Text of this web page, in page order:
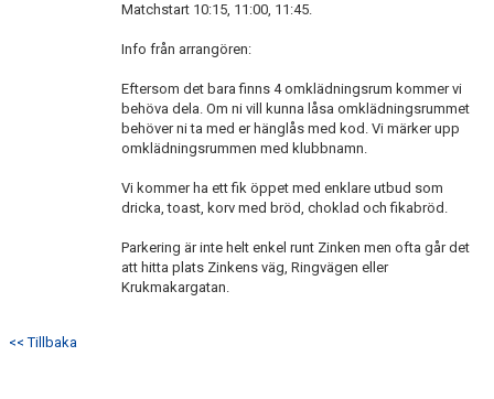
Matchstart 10:15, 11:00, 11:45.
Info från arrangören:
Eftersom det bara finns 4 omklädningsrum kommer vi
behöva dela. Om ni vill kunna låsa omklädningsrummet
behöver ni ta med er hänglås med kod. Vi märker upp
omklädningsrummen med klubbnamn.
Vi kommer ha ett fik öppet med enklare utbud som
dricka, toast, korv med bröd, choklad och fikabröd.
Parkering är inte helt enkel runt Zinken men ofta går det
att hitta plats Zinkens väg, Ringvägen eller
Krukmakargatan.
<< Tillbaka